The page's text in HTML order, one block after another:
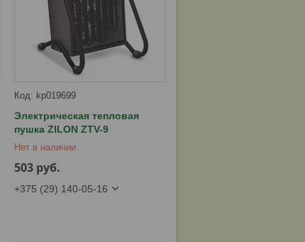
kp019699
Электрическая тепловая
пушка ZILON ZTV-9
Нет в наличии
503 руб.
+375 (29) 140-05-16